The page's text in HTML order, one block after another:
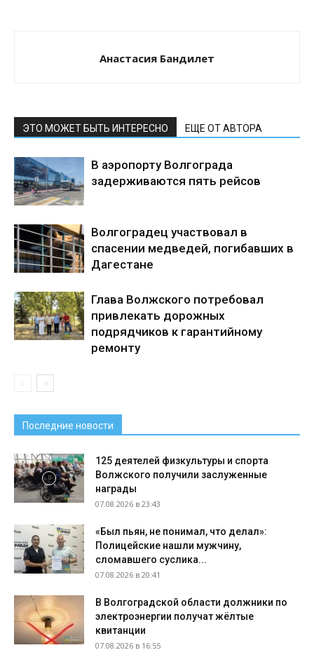
Анастасия Бандилет
ЭТО МОЖЕТ БЫТЬ ИНТЕРЕСНО ЕЩЕ ОТ АВТОРА
В аэропорту Волгограда
задерживаются пять рейсов
Волгоградец участвовал в
спасении медведей, погибавших в
Дагестане
Глава Волжского потребовал
привлекать дорожных
подрядчиков к гарантийному
ремонту
Последние новости
125 деятелей физкультуры и спорта
Волжского получили заслуженные
награды
07.08.2026 в 23:43
«Был пьян, не понимал, что делал»:
Полицейские нашли мужчину,
сломавшего суслика...
07.08.2026 в 20:41
В Волгоградской области должники по
электроэнергии получат жёлтые
квитанции
07.08.2026 в 16:55